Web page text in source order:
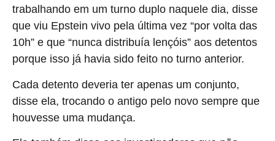
trabalhando em um turno duplo naquele dia, disse
que viu Epstein vivo pela última vez “por volta das
10h” e que “nunca distribuía lençóis” aos detentos
porque isso já havia sido feito no turno anterior.
Cada detento deveria ter apenas um conjunto,
disse ela, trocando o antigo pelo novo sempre que
houvesse uma mudança.